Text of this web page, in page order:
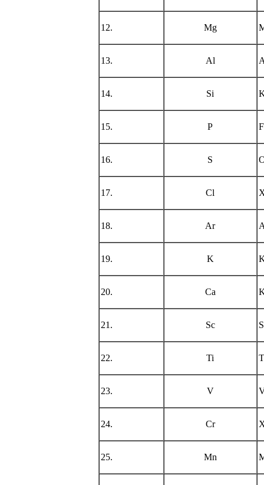
12. Mg
13. Al
14. Si
15. P
16. S
17. Cl
18. Ar
19. K
20. Ca
21. Sc
22. Ti
23. V
24. Cr
25. Mn